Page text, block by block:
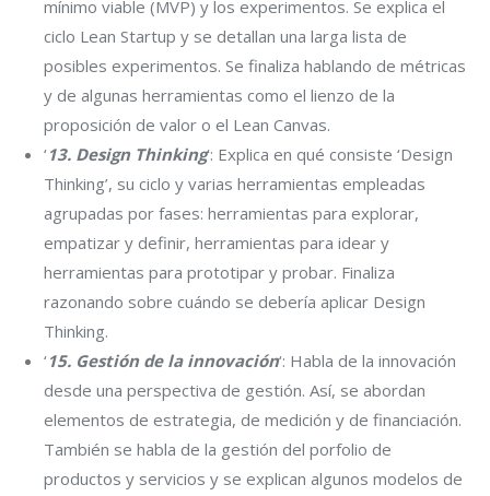
mínimo viable (MVP) y los experimentos. Se explica el
ciclo Lean Startup y se detallan una larga lista de
posibles experimentos. Se finaliza hablando de métricas
y de algunas herramientas como el lienzo de la
proposición de valor o el Lean Canvas.
‘13. Design Thinking‘: Explica en qué consiste ‘Design
Thinking’, su ciclo y varias herramientas empleadas
agrupadas por fases: herramientas para explorar,
empatizar y definir, herramientas para idear y
herramientas para prototipar y probar. Finaliza
razonando sobre cuándo se debería aplicar Design
Thinking.
‘15. Gestión de la innovación‘: Habla de la innovación
desde una perspectiva de gestión. Así, se abordan
elementos de estrategia, de medición y de financiación.
También se habla de la gestión del porfolio de
productos y servicios y se explican algunos modelos de